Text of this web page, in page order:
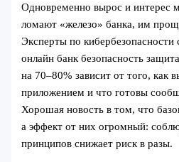
Одновременно вырос и интерес
ломают «железо» банка, им
Эксперты по кибербезопасности
онлайн банк безопасность
на 70–80% зависит от того, как
приложением и что готовы
Хорошая новость в том, что
а эффект от них огромный:
принципов снижает риск в разы.